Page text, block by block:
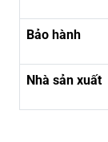
Bảo hành
Nhà sản xuất